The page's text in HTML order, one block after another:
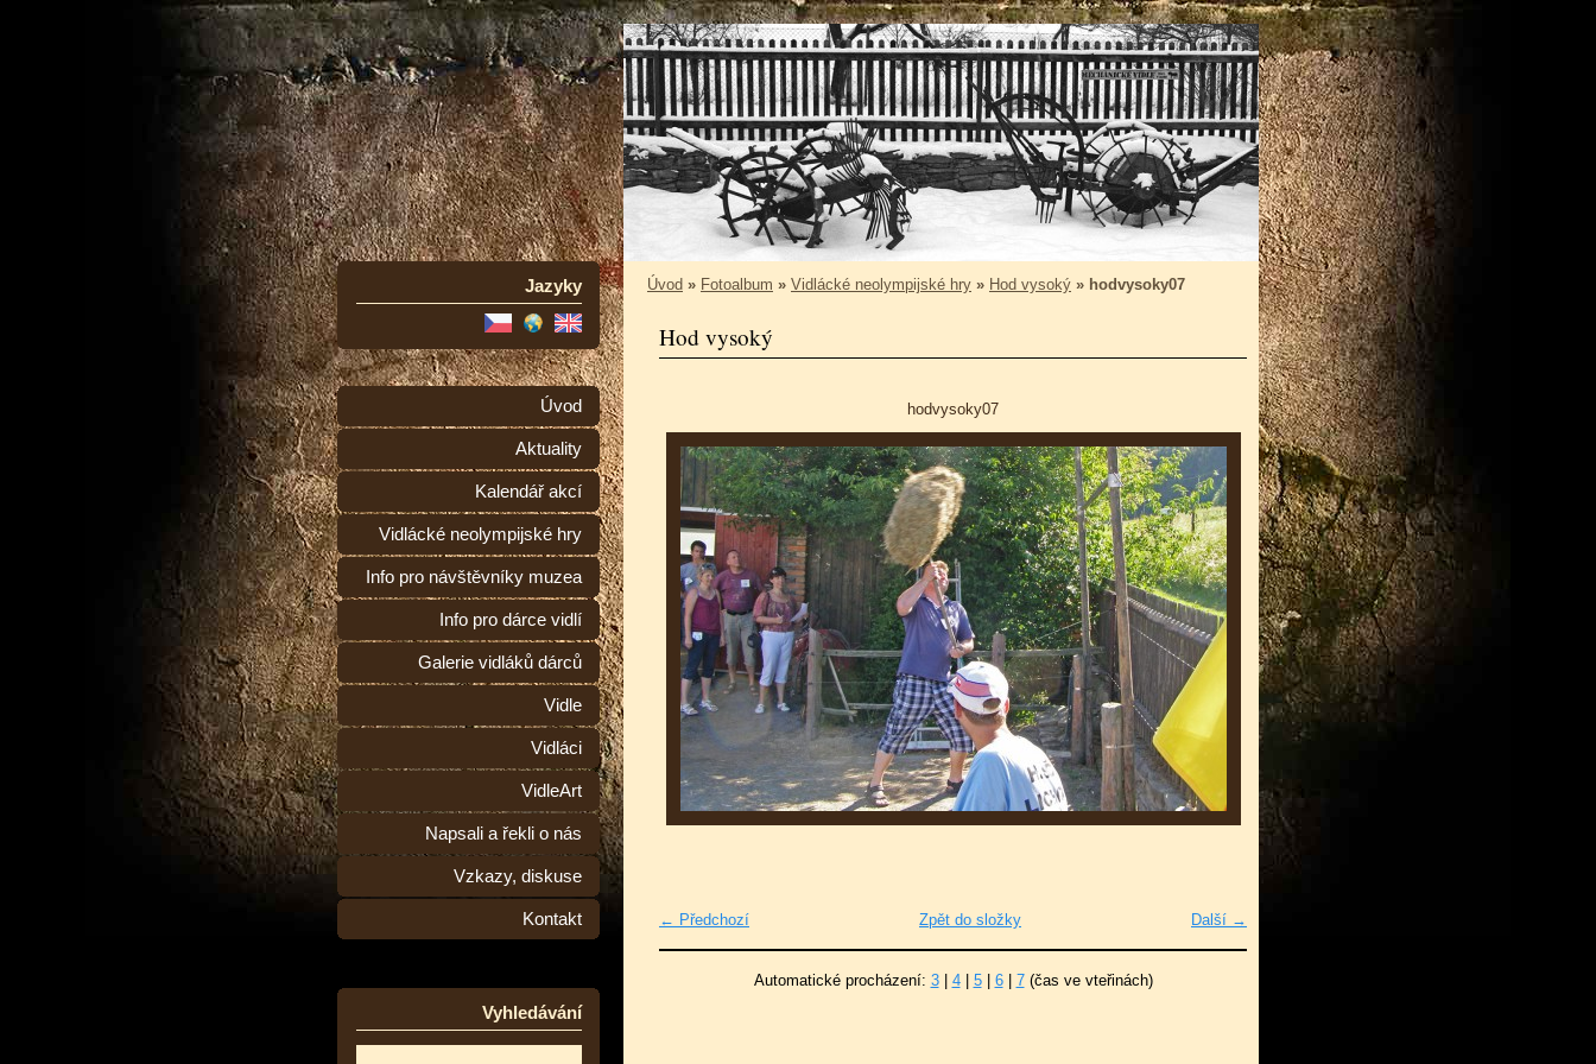
Jazyky
Úvod
Aktuality
Kalendář akcí
Vidlácké neolympijské hry
Info pro návštěvníky muzea
Info pro dárce vidlí
Galerie vidláků dárců
Vidle
Vidláci
VidleArt
Napsali a řekli o nás
Vzkazy, diskuse
Kontakt
Vyhledávání
Úvod » Fotoalbum » Vidlácké neolympijské hry » Hod vysoký » hodvysoky07
Hod vysoký
hodvysoky07
← Předchozí Další →
Zpět do složky
Automatické procházení: 3| 4| 5| 6| 7(čas ve vteřinách)